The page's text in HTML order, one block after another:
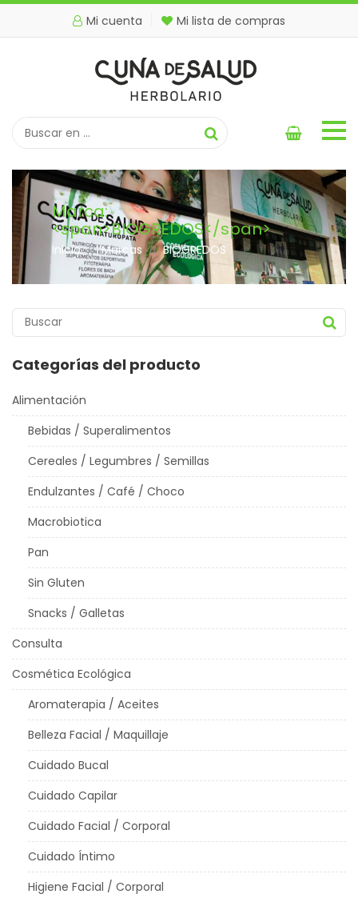
Mi cuenta Mi lista de compras
Marca:
<span>BIOGREDOS</span>
Inicio // Marcas // BIOGREDOS
Categorías del producto
Alimentación
Bebidas / Superalimentos
Cereales / Legumbres / Semillas
Endulzantes / Café / Choco
Macrobiotica
Pan
Sin Gluten
Snacks / Galletas
Consulta
Cosmética Ecológica
Aromaterapia / Aceites
Belleza Facial / Maquillaje
Cuidado Bucal
Cuidado Capilar
Cuidado Facial / Corporal
Cuidado Íntimo
Higiene Facial / Corporal